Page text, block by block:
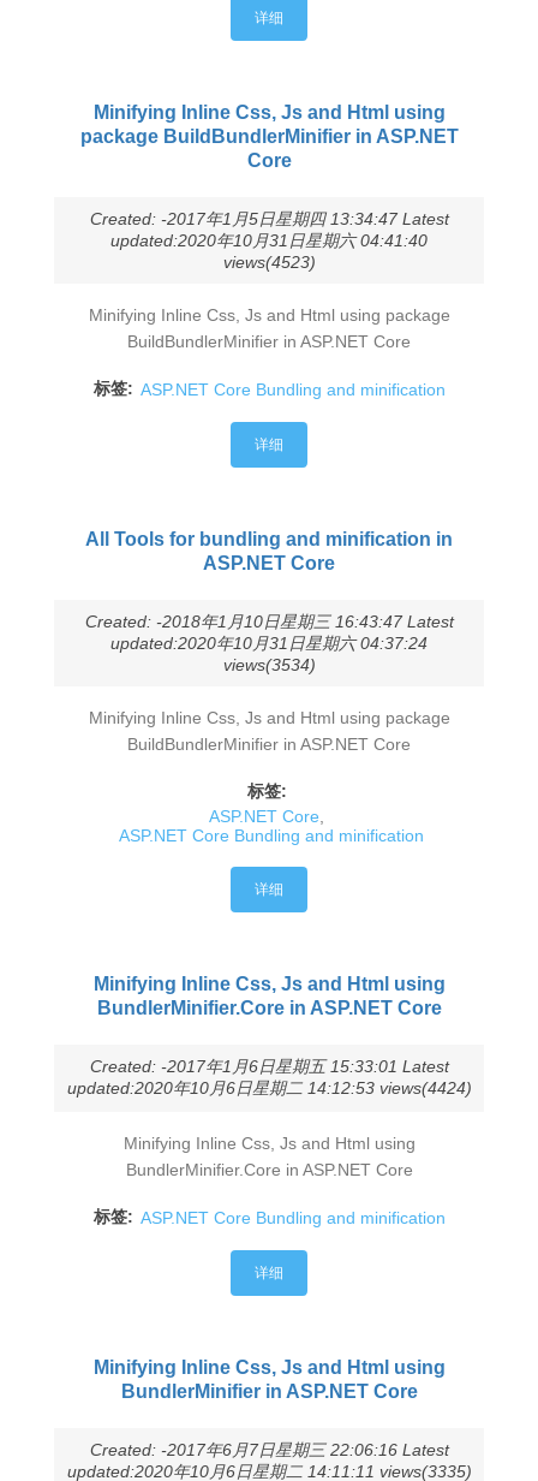
详细
Minifying Inline Css, Js and Html using
package BuildBundlerMinifier in ASP.NET
Core
Created: -2017年1月5日星期四 13:34:47 Latest
updated:2020年10月31日星期六 04:41:40
views(4523)
Minifying Inline Css, Js and Html using package
BuildBundlerMinifier in ASP.NET Core
标签: ASP.NET Core Bundling and minification
详细
All Tools for bundling and minification in
ASP.NET Core
Created: -2018年1月10日星期三 16:43:47 Latest
updated:2020年10月31日星期六 04:37:24
views(3534)
Minifying Inline Css, Js and Html using package
BuildBundlerMinifier in ASP.NET Core
标签:
ASP.NET Core
ASP.NET Core Bundling and minification
详细
Minifying Inline Css, Js and Html using
BundlerMinifier.Core in ASP.NET Core
Created: -2017年1月6日星期五 15:33:01 Latest
updated:2020年10月6日星期二 14:12:53 views(4424)
Minifying Inline Css, Js and Html using
BundlerMinifier.Core in ASP.NET Core
标签: ASP.NET Core Bundling and minification
详细
Minifying Inline Css, Js and Html using
BundlerMinifier in ASP.NET Core
Created: -2017年6月7日星期三 22:06:16 Latest
updated:2020年10月6日星期二 14:11:11 views(3335)